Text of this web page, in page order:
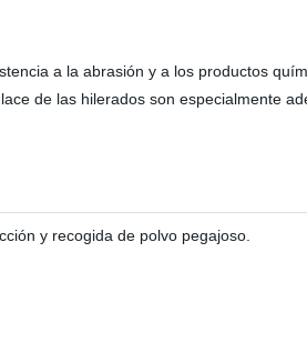
a la abrasión y a los productos
de las hilerados son especialmente
y recogida de polvo pegajoso.